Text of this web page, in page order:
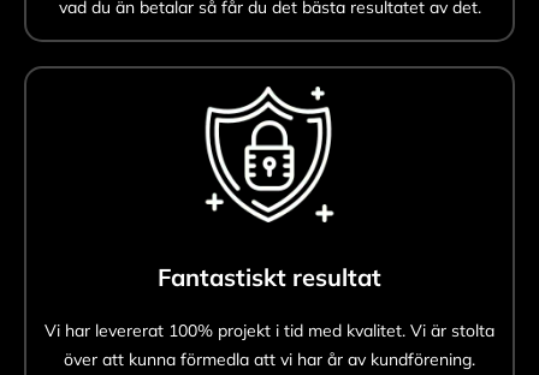
vad du än betalar så får du det bästa resultatet av det.
Fantastiskt resultat
Vi har levererat 100% projekt i tid med kvalitet. Vi är stolta
över att kunna förmedla att vi har år av kundförening.